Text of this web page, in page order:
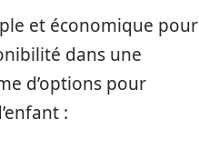
et économique pour
dans une
d’options pour
: